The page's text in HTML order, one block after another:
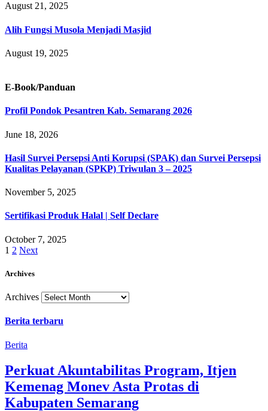
August 21, 2025
Alih Fungsi Musola Menjadi Masjid
August 19, 2025
E-Book/Panduan
Profil Pondok Pesantren Kab. Semarang 2026
June 18, 2026
Hasil Survei Persepsi Anti Korupsi (SPAK) dan Survei Persepsi
Kualitas Pelayanan (SPKP) Triwulan 3 – 2025
November 5, 2025
Sertifikasi Produk Halal | Self Declare
October 7, 2025
1 2 Next
Archives
Archives
Berita terbaru
Berita
Perkuat Akuntabilitas Program, Itjen
Kemenag Monev Asta Protas di
Kabupaten Semarang